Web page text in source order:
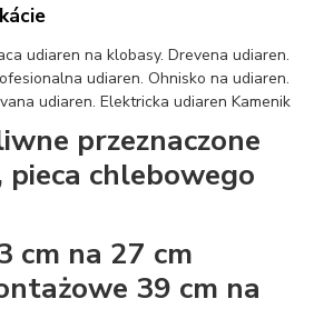
udiaren na klobasy. Drevena udiaren.
udiaren. Ohnisko na udiaren.
udiaren. Elektricka udiaren Kamenik
przeznaczone
chlebowego
cm na 27 cm
39 cm na